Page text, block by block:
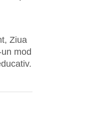
Ziua
mod